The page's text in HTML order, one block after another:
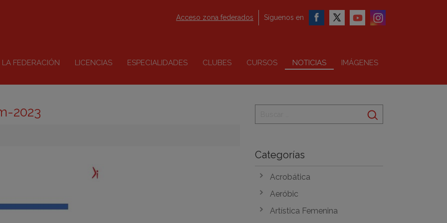
LA FEDERACIÓN LICENCIAS ESPECIALIDADES CLUBES CURSOS NOTICIAS IMÁGENES
Acceso zona federados Síguenos en
2023
Categorías
Acrobática
Aeróbic
Artística Femenina